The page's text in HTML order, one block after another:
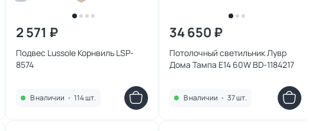
2 571 ₽
Подвес Lussole Корнвиль LSP-
8574
В наличии • 114 шт.
34 650 ₽
Потолочный светильник Лувр
Дома Тампа E14 60W BD-1184217
В наличии • 37 шт.